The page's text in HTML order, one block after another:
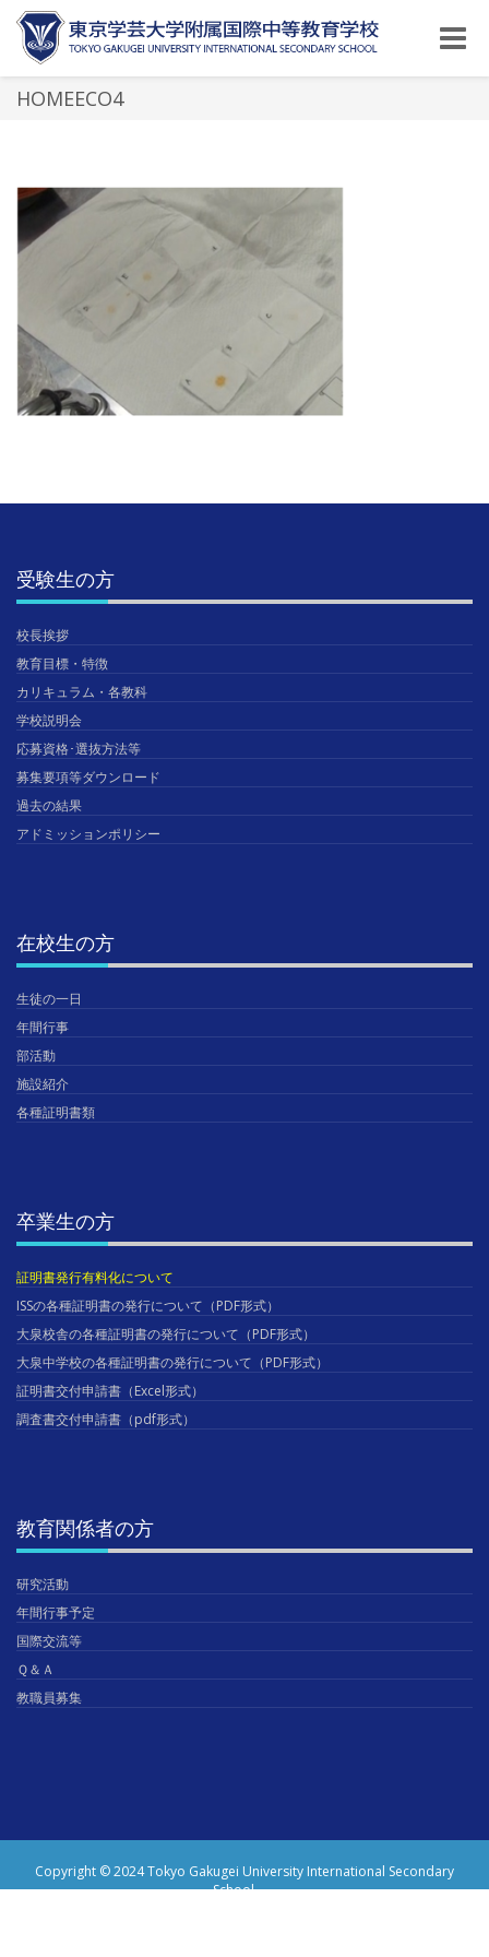
Toggle
HOMEECO4
受験生の方
校長挨拶
教育目標・特徴
カリキュラム・各教科
学校説明会
応募資格･選抜方法等
募集要項等ダウンロード
過去の結果
アドミッションポリシー
在校生の方
生徒の一日
年間行事
部活動
施設紹介
各種証明書類
卒業生の方
証明書発行有料化について
ISSの各種証明書の発行について（PDF形式）
大泉校舎の各種証明書の発行について（PDF形式）
大泉中学校の各種証明書の発行について（PDF形式）
証明書交付申請書（Excel形式）
調査書交付申請書（pdf形式）
教育関係者の方
研究活動
年間行事予定
国際交流等
Ｑ＆Ａ
教職員募集
Copyright © 2024 Tokyo Gakugei University International Secondary
School.